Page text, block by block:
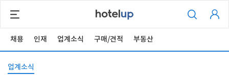
채용 인재 업계소식 구매/견적 부동산
업계소식